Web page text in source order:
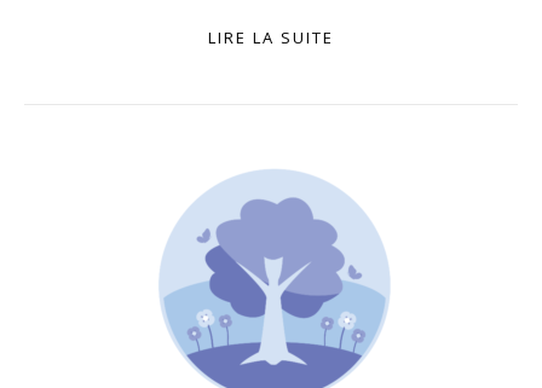
LIRE LA SUITE